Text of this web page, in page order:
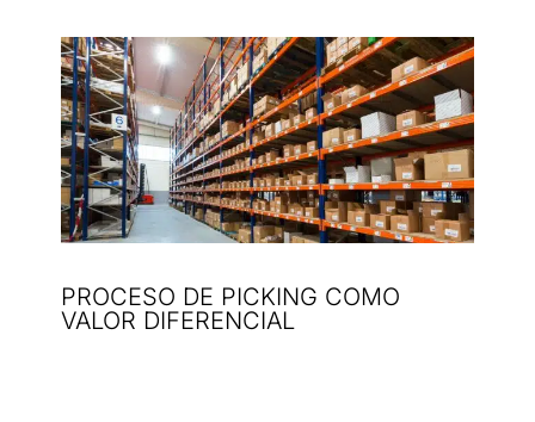
PROCESO DE PICKING COMO
VALOR DIFERENCIAL